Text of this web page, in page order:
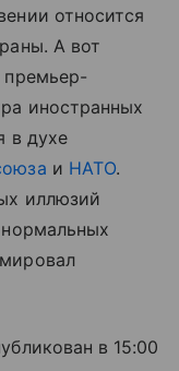
относится
А вот
премьер-
иностранных
в духе
и НАТО.
иллюзий
в 15:00